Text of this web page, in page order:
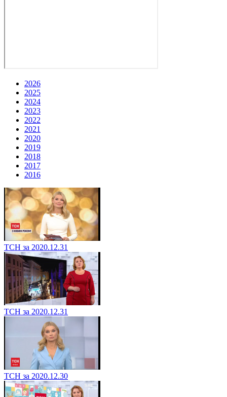
2026
2025
2024
2023
2022
2021
2020
2019
2018
2017
2016
ТСН за 2020.12.31
ТСН за 2020.12.31
ТСН за 2020.12.30